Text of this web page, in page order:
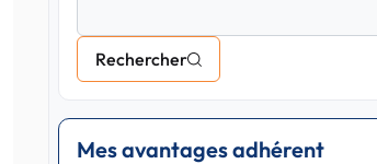
Rechercher
Mes avantages adhérent